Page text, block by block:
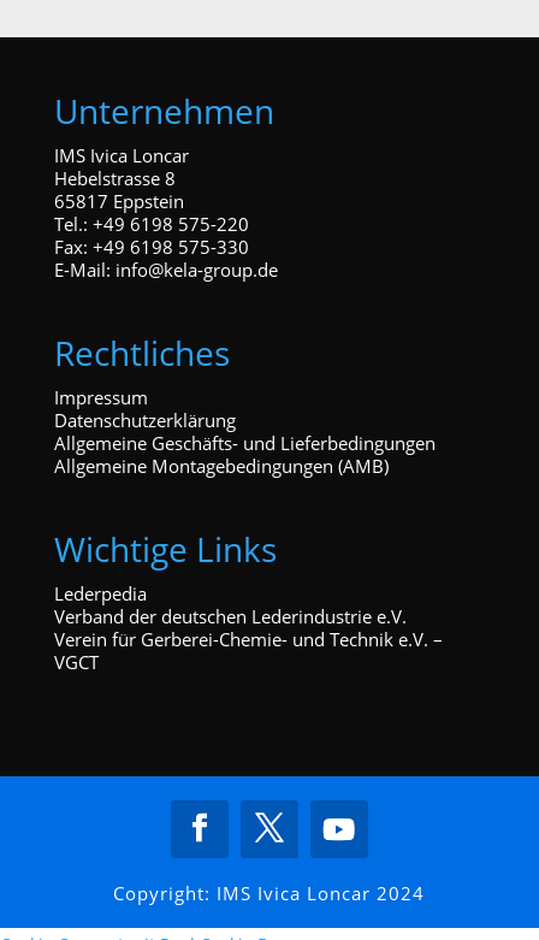
Unternehmen
IMS Ivica Loncar
Hebelstrasse 8
65817 Eppstein
Tel.: +49 6198 575-220
Fax: +49 6198 575-330
E-Mail: info@kela-group.de
Rechtliches
Impressum
Datenschutzerklärung
Allgemeine Geschäfts- und Lieferbedingungen
Allgemeine Montagebedingungen (AMB)
Wichtige Links
Lederpedia
Verband der deutschen Lederindustrie e.V.
Verein für Gerberei-Chemie- und Technik e.V. –
VGCT
Copyright: IMS Ivica Loncar 2024